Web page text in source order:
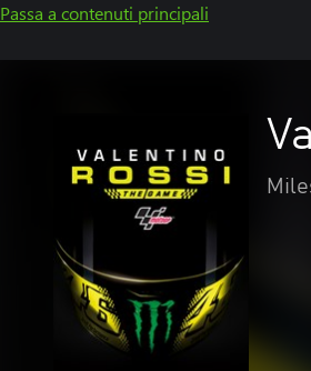
Passa a contenuti principali